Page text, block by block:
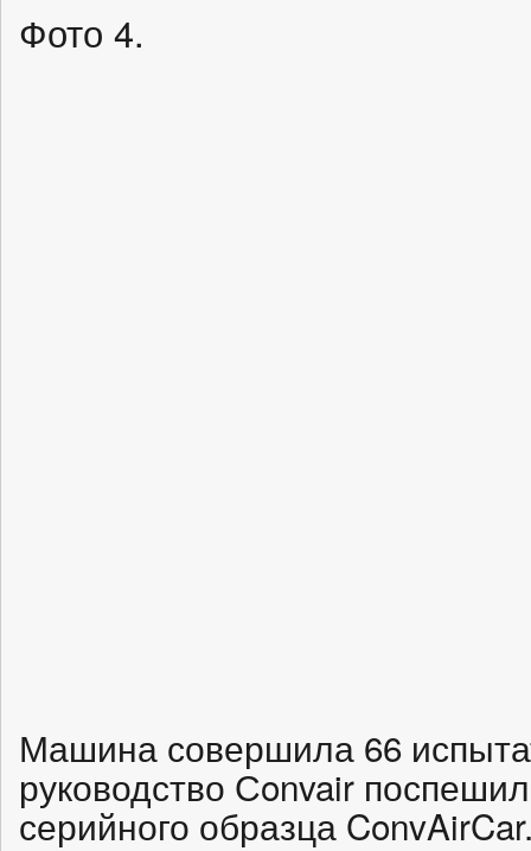
Фото 4.
Машина совершила 66
руководство Сonvair
серийного образца